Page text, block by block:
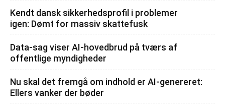
Kendt dansk sikkerhedsprofil i problemer
igen: Dømt for massiv skattefusk
Data-sag viser AI-hovedbrud på tværs af
offentlige myndigheder
Nu skal det fremgå om indhold er AI-genereret:
Ellers vanker der bøder